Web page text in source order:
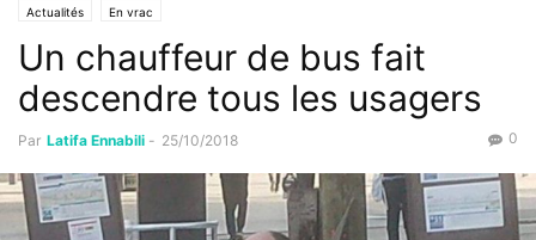
Actualités En vrac
Un chauffeur de bus fait
descendre tous les usagers
Par Latifa Ennabili - 25/10/2018 0